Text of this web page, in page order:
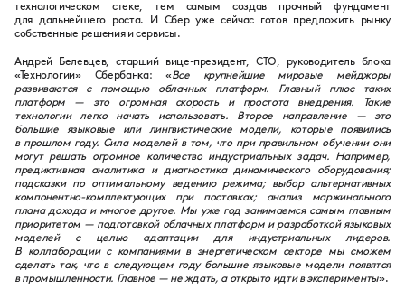
технологическом стеке, тем самым создав прочный фундамент
для дальнейшего роста. И Сбер уже сейчас готов предложить рынку
собственные решения и сервисы.
Андрей Белевцев, старший вице-президент, CTO, руководитель блока
«Технологии» Сбербанка:«Все крупнейшие мировые мейджоры
развиваются с помощью облачных платформ. Главный плюс таких
платформ — это огромная скорость и простота внедрения. Такие
технологии легко начать использовать. Второе направление — это
большие языковые или лингвистические модели, которые появились
в прошлом году. Сила моделей в том, что при правильном обучении они
могут решать огромное количество индустриальных задач. Например,
предиктивная аналитика и диагностика динамического оборудования;
подсказки по оптимальному ведению режима; выбор альтернативных
компонентно-комплектующих при поставках; анализ маржинального
плана дохода и многое другое. Мы уже год занимаемся самым главным
приоритетом — подготовкой облачных платформ и разработкой языковых
моделей с целью адаптации для индустриальных лидеров.
В коллаборации с компаниями в энергетическом секторе мы сможем
сделать так, что в следующем году большие языковые модели появятся
в промышленности. Главное — не ждать, а открыто идти в эксперименты».